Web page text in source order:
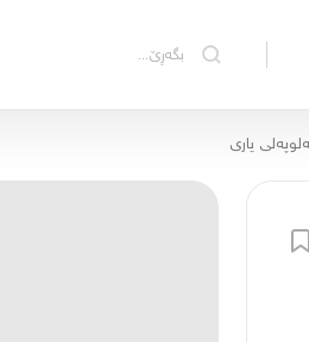
یاری